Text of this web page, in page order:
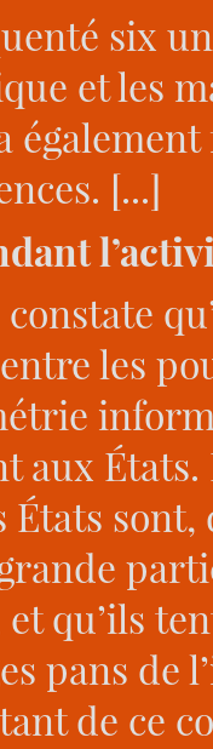
six
et les
[...]
constate
les
aux États.
qu’ils
pans de
de ce